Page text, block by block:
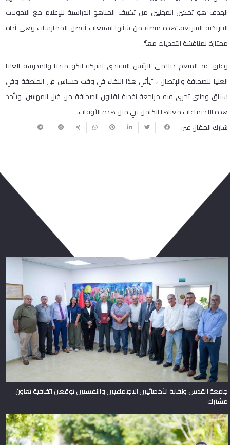
الهدف هو تمكين المهنيين من تكييف المناهج الدراسية للإعلام مع التحولات
التاريخية السريعة،"هذه منصة من شأنها استيعاب أفضل الممارسات وهي أداة
ممتازة لمناقشة التحديات معاً".
وعلق عبد المنعم ديلامي، الرئيس التنفيذي لشركة ايكو ميديا والمدرسة العليا
العليا للصحافة والإتصال ، “يأتي هذا اللقاء في وقت حساس في المنطقة وفي
سياق وطني تجري فيه مراجعة نقدية لقانون الصحافة من قبل المهنيين، وتأخذ
هذه الاجتماعات معناها الكامل في مثل هذه الأوقات.
شارك المقال عبر:
جامعة القدس ونقابة الأخصائيين الاجتماعيين والنفسيين توقعان اتفاقية تعاون
مشترك